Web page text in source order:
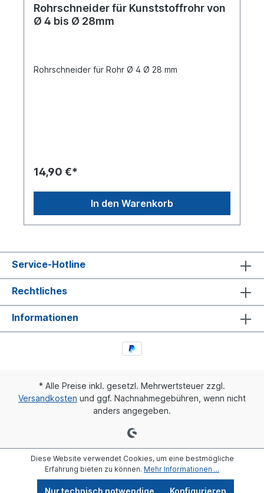
Rohrschneider für Kunststoffrohr von
Ø 4 bis Ø 28mm
Rohrschneider für Rohr Ø 4 Ø 28 mm
14,90 €*
In den Warenkorb
Service-Hotline
Rechtliches
Informationen
* Alle Preise inkl. gesetzl. Mehrwertsteuer zzgl.
Versandkosten und ggf. Nachnahmegebühren, wenn nicht
anders angegeben.
Diese Website verwendet Cookies, um eine bestmögliche
Erfahrung bieten zu können. Mehr Informationen ...
Nur technisch notwendige Konfigurieren